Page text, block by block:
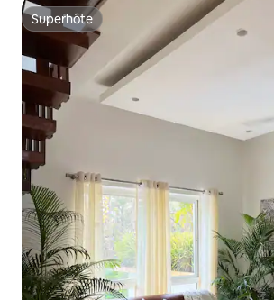
Superhôte
Superhôte